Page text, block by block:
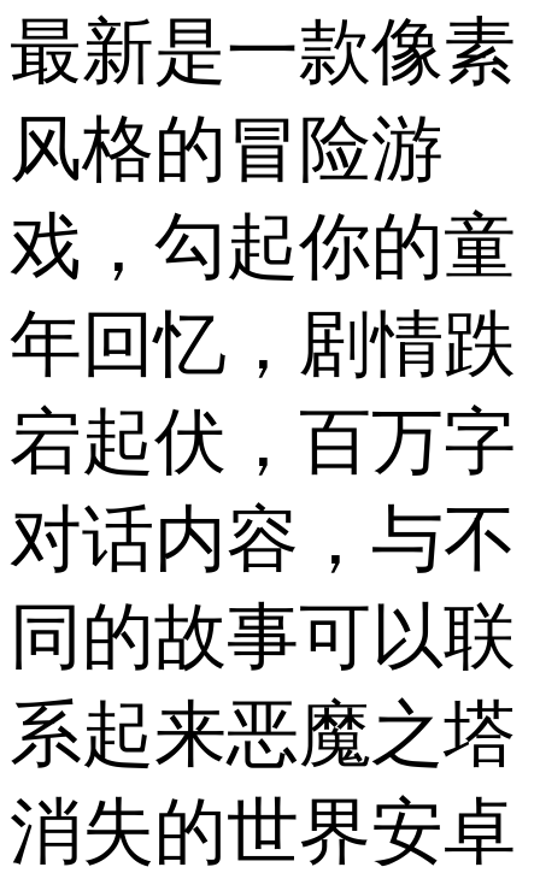
最新是一款像素
风格的冒险游
戏，勾起你的童
年回忆，剧情跌
宕起伏，百万字
对话内容，与不
同的故事可以联
系起来恶魔之塔
消失的世界安卓